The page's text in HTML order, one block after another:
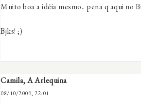
Muito boa a idéia mesmo.. pena q aqui no
Bjks! ;)
Camila, A Arlequina
08/10/2009, 22:01